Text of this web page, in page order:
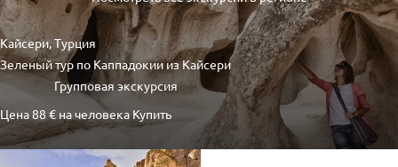
Кайсери, Турция
Зеленый тур по Каппадокии из Кайсери
Групповая экскурсия
Цена88 € на человека Купить